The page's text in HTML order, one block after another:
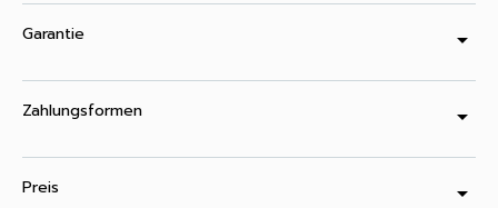
Garantie arrow_drop_down
Zahlungsformen arrow_drop_down
Preis arrow_drop_down